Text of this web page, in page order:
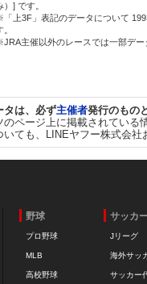
）] です。
上3F」表記のデータについて
。
主催以外のレースでは一部デー
タは、必ず主催者発行のもの
ページ上に掲載されてい
ても、LINEヤフー株式会社
野球
プロ野球
MLB
高校野球
サッカ
Jリーグ
海外サッ
サッカー